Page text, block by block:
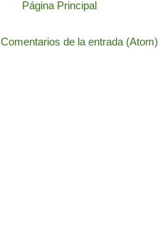
Página Principal
Comentarios de la entrada (Atom)